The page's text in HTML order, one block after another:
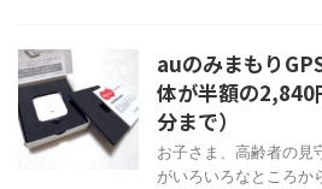
auのみまもり
体が半額の
分まで）
お子さま、高齢者の見
がいろいろなところか